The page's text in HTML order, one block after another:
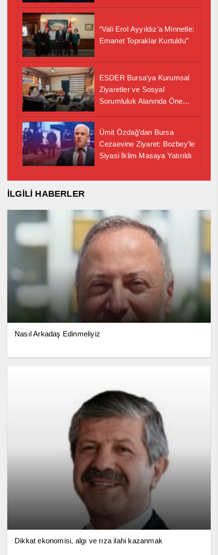
“Vali Erol Ayyıldız’a Minnetle:
Emanet Topraklar Kurtuldu”
ESDER Bursa’ya Kurumsal
Ziyaretler ve Sosyal
Sorumluluk Alanında Önemli
Ümit Özdağ’dan Bursa
Cezaevine Ziyaret: Bozbey’le
Siyasi İklim Masaya Yatırıldı
İLGİLİ HABERLER
Nasıl Arkadaş Edinmeliyiz
Dikkat ekonomisi, algı ve rıza ilahi kazanmak